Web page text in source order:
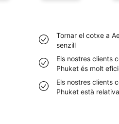
Tornar el cotxe a
senzill
Els nostres clients
Phuket és molt
Els nostres clients
Phuket està